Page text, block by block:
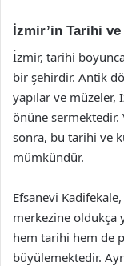
İzmir’in Tarihi
İzmir, tarihi
bir şehirdir. Antik
yapılar ve
önüne sermektedir.
sonra, bu tarihi ve
mümkündür.
Efsanevi
merkezine oldukça
hem tarihi hem de
büyülemektedir.